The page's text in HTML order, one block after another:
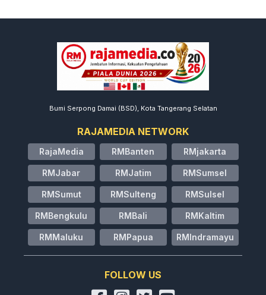
Bumi Serpong Damai (BSD), Kota Tangerang Selatan
RAJAMEDIA NETWORK
RajaMedia RMBanten RMjakarta
RMJabar RMJatim RMSumsel
RMSumut RMSulteng RMSulsel
RMBengkulu RMBali RMKaltim
RMMaluku RMPapua RMIndramayu
FOLLOW US